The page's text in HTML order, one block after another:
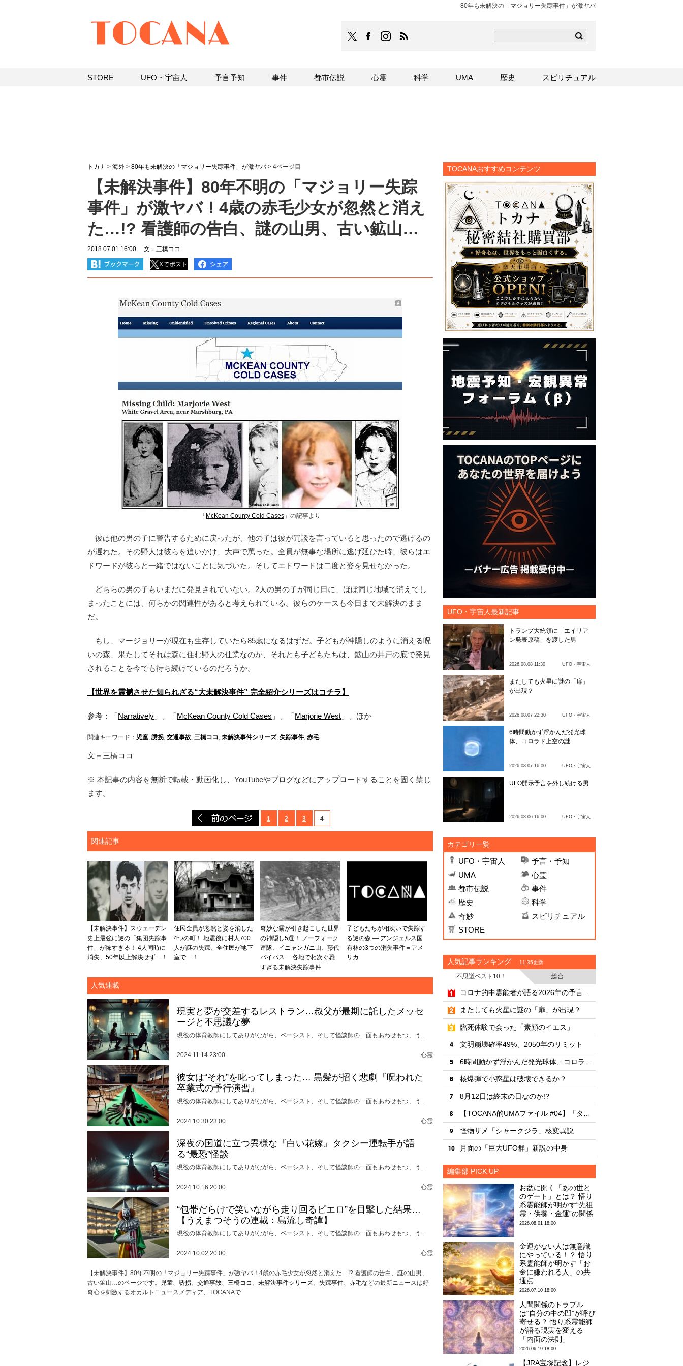
80年も未解決の「マジョリー失踪事件」が激ヤバ
TOCANAのFacebookはこちら
TOCANAのinstagramはこちら
トカナ > 海外 > 80年も未解決の「マジョリー失踪事件」が激ヤバ> 4ページ目
【未解決事件】80年不明の「マジョリー失踪
事件」が激ヤバ！4歳の赤毛少女が忽然と消え
た…!? 看護師の告白、謎の山男、古い鉱山…
2018.07.01 16:00 文＝三橋ココ
Xでポスト
「 McKean County Cold Cases 」の記事より
彼は他の男の子に警告するために戻ったが、他の子は彼が冗談を言っていると思ったので逃げるの
が遅れた。その野人は彼らを追いかけ、大声で罵った。全員が無事な場所に逃げ延びた時、彼らはエ
ドワードが彼らと一緒ではないことに気づいた。そしてエドワードは二度と姿を見せなかった。
どちらの男の子もいまだに発見されていない。2人の男の子が同じ日に、ほぼ同じ地域で消えてし
まったことには、何らかの関連性があると考えられている。彼らのケースも今日まで未解決のまま
だ。
もし、マージョリーが現在も生存していたら85歳になるはずだ。子どもが神隠しのように消える呪
いの森、果たしてそれは森に住む野人の仕業なのか、それとも子どもたちは、鉱山の井戸の底で発見
されることを今でも待ち続けているのだろうか。
【世界を震撼させた知られざる“大未解決事件” 完全紹介シリーズはコチラ】
参考：「Narratively 」、「McKean County Cold Cases 」、「Marjorie West 」、ほか
関連キーワード： 児童, 誘拐, 交通事故, 三橋ココ, 未解決事件シリーズ, 失踪事件, 赤毛
文＝三橋ココ
※ 本記事の内容を無断で転載・動画化し、YouTubeやブログなどにアップロードすることを固く禁じ
ます。
前のページ
1
2 3 4
関連記事
【未解決事件】スウェーデン
史上最強に謎の「集団失踪事
件」が怖すぎる！ 4人同時に
消失、50年以上解決せず…！
住民全員が忽然と姿を消した
4つの町！ 地震後に村人700
人が謎の失踪、全住民が地下
室で…！
奇妙な霧が引き起こした世界
の神隠し5選！ ノーフォーク
連隊、イニャンガニ山、藤代
バイパス… 各地で相次ぐ恐
すぎる未解決失踪事件
子どもたちが相次いで失踪す
る謎の森 ― アンジェルス国
有林の3つの消失事件＝アメ
リカ
人気連載
現実と夢が交差するレストラン…叔父が最期に託したメッセ
ージと不思議な夢
現役の体育教師にしてありがながら、ベーシスト、そして怪談師の一面もあわせもつ、う...
2024.11.14 23:00 心霊
彼女は“それ”を叱ってしまった… 黒髪が招く悲劇『呪われた
卒業式の予行演習』
現役の体育教師にしてありがながら、ベーシスト、そして怪談師の一面もあわせもつ、う...
2024.10.30 23:00 心霊
深夜の国道に立つ異様な『白い花嫁』タクシー運転手が語
る“最恐”怪談
現役の体育教師にしてありがながら、ベーシスト、そして怪談師の一面もあわせもつ、う...
2024.10.16 20:00 心霊
“包帯だらけで笑いながら走り回るピエロ”を目撃した結果…
【うえまつそうの連載：島流し奇譚】
現役の体育教師にしてありがながら、ベーシスト、そして怪談師の一面もあわせもつ、う...
2024.10.02 20:00 心霊
【未解決事件】80年不明の「マジョリー失踪事件」が激ヤバ！4歳の赤毛少女が忽然と消えた…!? 看護師の告白、謎の山男、
古い鉱山…のページです。
児童、 誘拐、 交通事故、 三橋ココ 、 未解決事件シリーズ、 失踪事件、 赤毛などの最新ニュースは好
奇心を刺激するオカルトニュースメディア、TOCANAで
TOCANAおすすめコンテンツ
UFO・宇宙人最新記事
トランプ大統領に「エイリア
ン発表原稿」を渡した男
2026.08.08 11:30 UFO・宇宙人
またしても火星に謎の「扉」
が出現？
2026.08.07 22:30 UFO・宇宙人
6時間動かず浮かんだ発光球
体、コロラド上空の謎
2026.08.07 16:00 UFO・宇宙人
UFO開示予言を外し続ける男
2026.08.06 16:00 UFO・宇宙人
カテゴリ一覧
UFO・宇宙人
予言・予知
UMA
心霊
都市伝説
事件
歴史
科学
奇妙
スピリチュアル
STORE
人気記事ランキング 11:35更新
不思議ベスト10！
総合
・
・
またしても火星に謎の「扉」が出現？
・
臨死体験で会った「素顔のイエス」
・
文明崩壊確率49%、2050年のリミット
・
・
核爆弾で小惑星は破壊できるか？
・
8月12日は終末の日なのか!?
・
・
怪物ザメ「シャークジラ」核変異説
・
月面の「巨大UFO群」新説の中身
編集部 PICK UP
お盆に開く「あの世と
のゲート」とは？ 悟り
系霊能師が明かす“先祖
霊・供養・金運”の関係
2026.08.01 18:00
金運がない人は無意識
にやっている！？ 悟り
系霊能師が明かす「お
金に嫌われる人」の共
通点
2026.07.10 18:00
人間関係のトラブル
は“自分の中の凹”が呼び
寄せる？ 悟り系霊能師
が語る現実を変える
「内面の法則」
2026.06.19 18:00
【JRA宝塚記念】レジ
STORE UFO・宇宙人 予言予知 事件 都市伝説 心霊 科学 UMA 歴史 スピリチュアル